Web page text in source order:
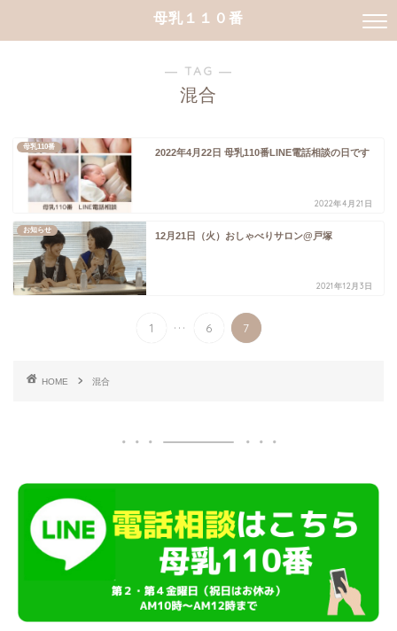
母乳１１０番
― TAG ―
混合
母乳110番
2022年4月22日 母乳110番LINE電話相談の日です
2022年4月21日
お知らせ
12月21日（火）おしゃべりサロン@戸塚
2021年12月3日
1 ... 6 7
HOME 混合